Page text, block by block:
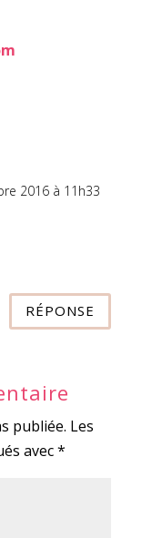
2016 à 11h33
RÉPONSE
publiée. Les
avec*